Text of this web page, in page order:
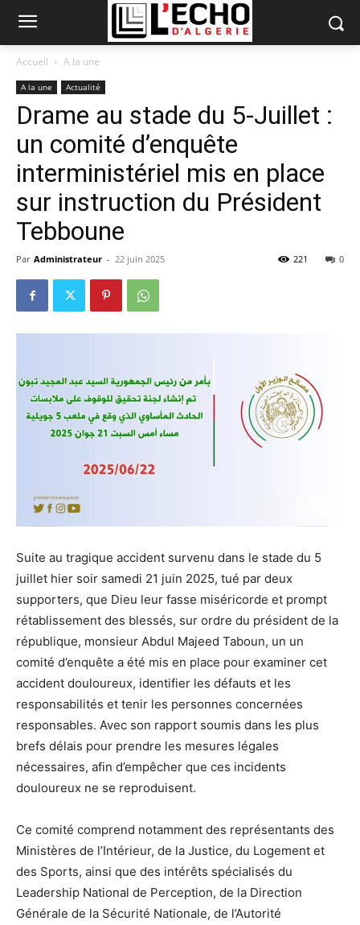
Accueil A la une
A la une Actualité
Drame au stade du 5-Juillet :
un comité d’enquête
interministériel mis en place
sur instruction du Président
Tebboune
Par Administrateur - 22 juin 2025 0
221
Suite au tragique accident survenu dans le stade du 5
juillet hier soir samedi 21 juin 2025, tué par deux
supporters, que Dieu leur fasse miséricorde et prompt
rétablissement des blessés, sur ordre du président de la
république, monsieur Abdul Majeed Taboun, un un
comité d’enquête a été mis en place pour examiner cet
accident douloureux, identifier les défauts et les
responsabilités et tenir les personnes concernées
responsables. Avec son rapport soumis dans les plus
brefs délais pour prendre les mesures légales
nécessaires, afin d’empêcher que ces incidents
douloureux ne se reproduisent.
Ce comité comprend notamment des représentants des
Ministères de l’Intérieur, de la Justice, du Logement et
des Sports, ainsi que des intérêts spécialisés du
Leadership National de Perception, de la Direction
Générale de la Sécurité Nationale, de l’Autorité